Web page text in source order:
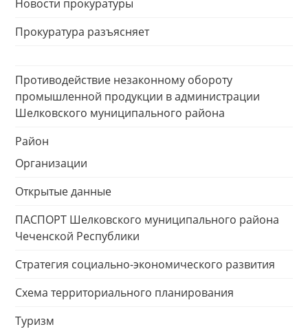
Новости прокуратуры
Прокуратура разъясняет
Противодействие незаконному обороту
промышленной продукции в администрации
Шелковского муниципального района
Район
Организации
Открытые данные
ПАСПОРТ Шелковского муниципального района
Чеченской Республики
Стратегия социально-экономического развития
Схема территориального планирования
Туризм